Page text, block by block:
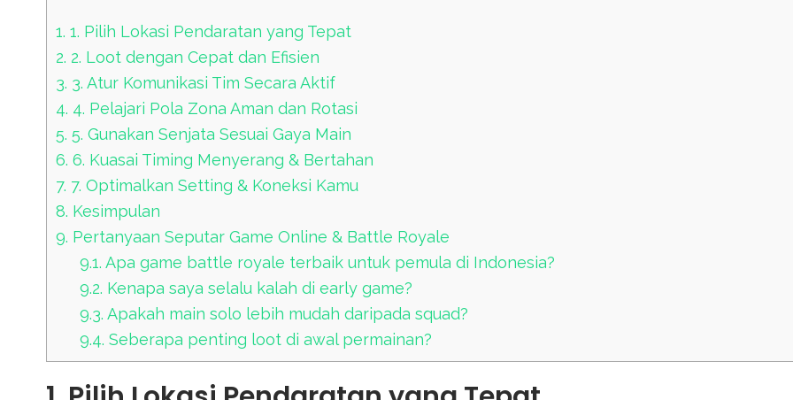
1. 1. Pilih Lokasi Pendaratan yang Tepat
2. 2. Loot dengan Cepat dan Efisien
3. 3. Atur Komunikasi Tim Secara Aktif
4. 4. Pelajari Pola Zona Aman dan Rotasi
5. 5. Gunakan Senjata Sesuai Gaya Main
6. 6. Kuasai Timing Menyerang & Bertahan
7. 7. Optimalkan Setting & Koneksi Kamu
8. Kesimpulan
9. Pertanyaan Seputar Game Online & Battle Royale
9.1. Apa game battle royale terbaik untuk pemula di Indonesia?
9.2. Kenapa saya selalu kalah di early game?
9.3. Apakah main solo lebih mudah daripada squad?
9.4. Seberapa penting loot di awal permainan?